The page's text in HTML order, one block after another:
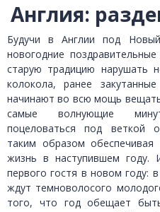
Англия:
Будучи в Англии под
новогодние
старую традицию нарушать
колокола, ранее
начинают во всю мощь
самые волнующие
поцеловаться под веткой
таким образом обеспечивая
жизнь в наступившем году.
первого гостя в новом году:
ждут темноволосого
того, что год обещает